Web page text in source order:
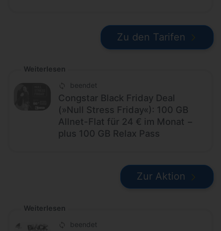
Zu den Tarifen
Weiterlesen
beendet
Congstar Black Friday Deal
(»Null Stress Friday«): 100 GB
Allnet-Flat für 24 € im Monat −
plus 100 GB Relax Pass
Zur Aktion
Weiterlesen
beendet